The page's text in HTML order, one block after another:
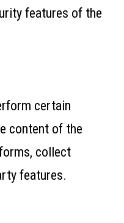
features of the
certain
content of the
collect
features.